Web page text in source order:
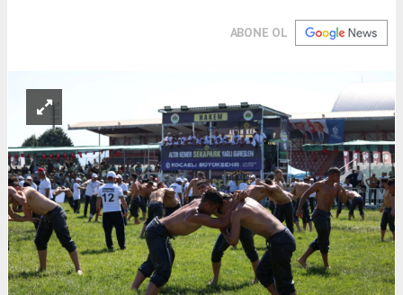
ABONE OL